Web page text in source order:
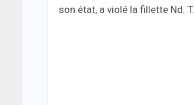
son état, a violé la fillette Nd.